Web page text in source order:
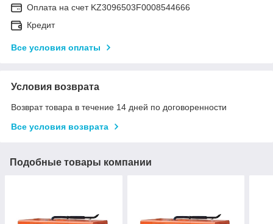
Оплата на счет KZ3096503F0008544666
Кредит
Все условия оплаты
Условия возврата
Возврат товара в течение 14 дней по договоренности
Все условия возврата
Подобные товары компании